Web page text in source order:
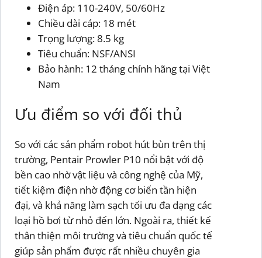
Điện áp: 110-240V, 50/60Hz
Chiều dài cáp: 18 mét
Trọng lượng: 8.5 kg
Tiêu chuẩn: NSF/ANSI
Bảo hành: 12 tháng chính hãng tại Việt
Nam
Ưu điểm so với đối thủ
So với các sản phẩm robot hút bùn trên thị
trường, Pentair Prowler P10 nổi bật với độ
bền cao nhờ vật liệu và công nghệ của Mỹ,
tiết kiệm điện nhờ động cơ biến tần hiện
đại, và khả năng làm sạch tối ưu đa dạng các
loại hồ bơi từ nhỏ đến lớn. Ngoài ra, thiết kế
thân thiện môi trường và tiêu chuẩn quốc tế
giúp sản phẩm được rất nhiều chuyên gia